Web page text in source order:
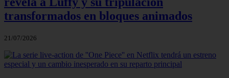
transformados en bloques animados
21/07/2026